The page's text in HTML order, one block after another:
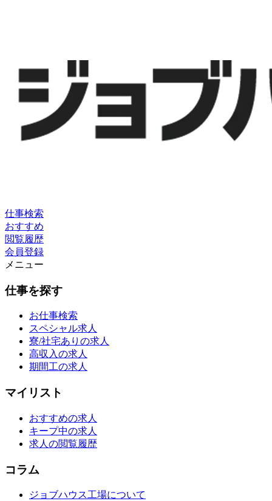
仕事検索
おすすめ
閲覧履歴
会員登録
メニュー
仕事を探す
お仕事検索
スペシャル求人
寮/社宅ありの求人
高収入の求人
期間工の求人
マイリスト
おすすめの求人
キープ中の求人
求人の閲覧履歴
コラム
ジョブハウス工場について